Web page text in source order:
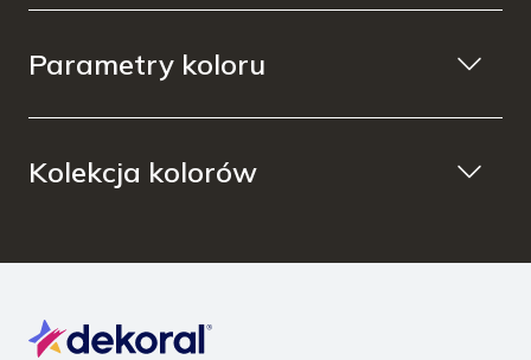
Parametry koloru
Kolekcja kolorów